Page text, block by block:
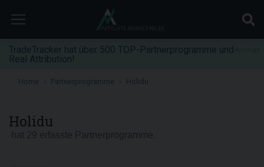
TradeTracker hat über 500 TOP-Partnerprogramme und
Real Attribution!
Home Partnerprogramme
Holidu